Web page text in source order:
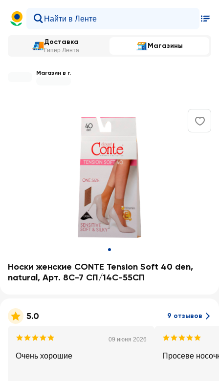
Доставка
Гипер Лента
Магазины
Магазин в г.
Носки женские CONTE Tension Soft 40 den,
natural, Арт. 8С-7 СП/14С-55СП
5.0 9 отзывов
09 июня 2026
Очень хорошие Просеве